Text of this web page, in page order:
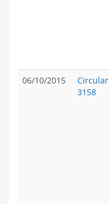
06/10/2015
Circular
3158